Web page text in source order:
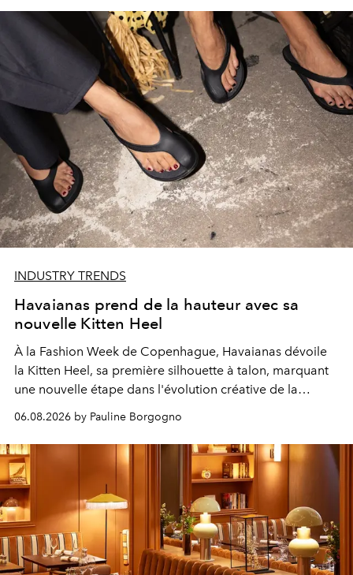
INDUSTRY TRENDS
Havaianas prend de la hauteur avec sa
nouvelle Kitten Heel
À la Fashion Week de Copenhague, Havaianas dévoile
la Kitten Heel, sa première silhouette à talon, marquant
une nouvelle étape dans l'évolution créative de la
06.08.2026 by Pauline Borgogno